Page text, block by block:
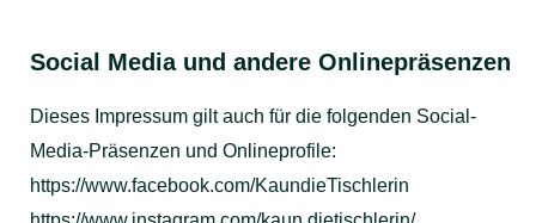
Social Media und andere Onlinepräsenzen
Dieses Impressum gilt auch für die folgenden Social-
Media-Präsenzen und Onlineprofile:
https://www.facebook.com/KaundieTischlerin